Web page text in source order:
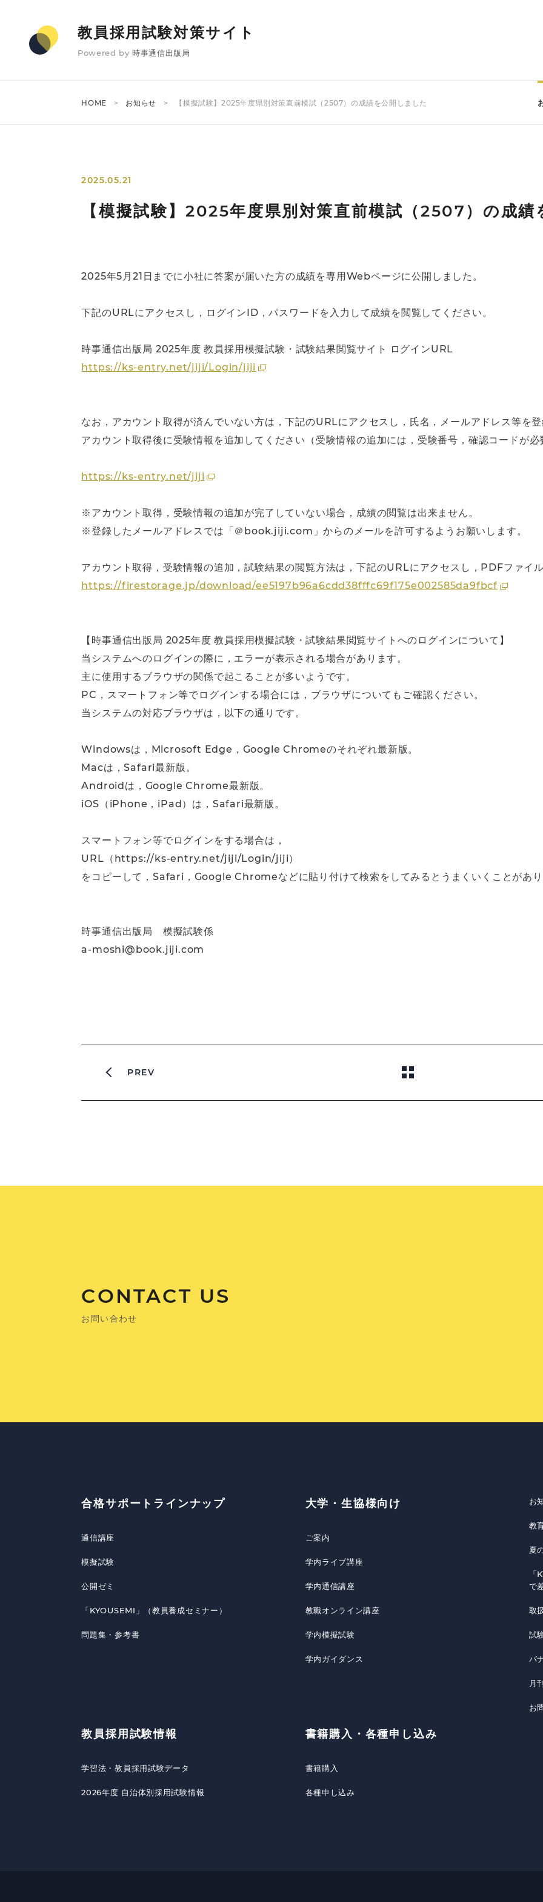
教員採用試験対策サイト
Powered by 時事通信出版局
HOME お知らせ 【模擬試験】2025年度県別対策直前模試（2507）の成績を公開しました
2025.05.21
【模擬試験】2025年度県別対策直前模試（2507）の成績
2025年5月21日までに小社に答案が届いた方の成績を専用Webページに公開しました。
下記のURLにアクセスし，ログインID，パスワードを入力して成績を閲覧してください。
時事通信出版局 2025年度 教員採用模擬試験・試験結果閲覧サイト ログインURL
https://ks-entry.net/jiji/Login/jiji
なお，アカウント取得が済んでいない方は，下記のURLにアクセスし，氏名，メールアドレス等を
アカウント取得後に受験情報を追加してください（受験情報の追加には，受験番号，確認コードが必
https://ks-entry.net/jiji
※アカウント取得，受験情報の追加が完了していない場合，成績の閲覧は出来ません。
※登録したメールアドレスでは「＠book.jiji.com」からのメールを許可するようお願いします。
アカウント取得，受験情報の追加，試験結果の閲覧方法は，下記のURLにアクセスし，PDFファイ
https://firestorage.jp/download/ee5197b96a6cdd38fffc69f175e002585da9fbcf
【時事通信出版局 2025年度 教員採用模擬試験・試験結果閲覧サイトへのログインについて】
当システムへのログインの際に，エラーが表示される場合があります。
主に使用するブラウザの関係で起こることが多いようです。
PC，スマートフォン等でログインする場合には，ブラウザについてもご確認ください。
当システムの対応ブラウザは，以下の通りです。
Windowsは，Microsoft Edge，Google Chromeのそれぞれ最新版。
Macは，Safari最新版。
Androidは，Google Chrome最新版。
iOS（iPhone，iPad）は，Safari最新版。
スマートフォン等でログインをする場合は，
URL（https://ks-entry.net/jiji/Login/jiji）
をコピーして，Safari，Google Chromeなどに貼り付けて検索をしてみるとうまくいくことがあり
時事通信出版局 模擬試験係
a-moshi@book.jiji.com
PREV
CONTACT US
お問い合わせ
合格サポートラインナップ
通信講座
模擬試験
公開ゼミ
「KYOUSEMI」（教員養成セミナー）
問題集・参考書
教員採用試験情報
学習法・教員採用試験データ
2026年度 自治体別採用試験情報
大学・生協様向け
ご案内
学内ライブ講座
学内通信講座
教職オンライン講座
学内模擬試験
学内ガイダンス
書籍購入・各種申し込み
書籍購入
各種申し込み
お
教
夏
で
取
試
バ
月
お